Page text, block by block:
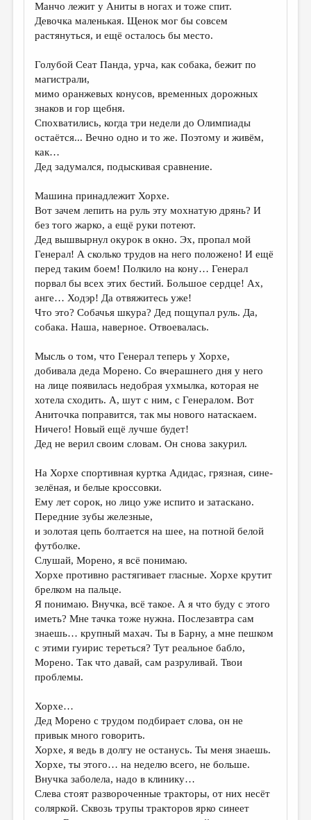
Манчо лежит у Аниты в ногах и тоже спит.
Девочка маленькая. Щенок мог бы совсем
растянуться, и ещё осталось бы место.
Голубой Сеат Панда, урча, как собака, бежит по
магистрали,
мимо оранжевых конусов, временных дорожных
знаков и гор щебня.
Спохватились, когда три недели до Олимпиады
остаётся... Вечно одно и то же. Поэтому и живём,
как…
Дед задумался, подыскивая сравнение.
Машина принадлежит Хорхе.
Вот зачем лепить на руль эту мохнатую дрянь? И
без того жарко, а ещё руки потеют.
Дед вышвырнул окурок в окно. Эх, пропал мой
Генерал! А сколько трудов на него положено! И ещё
перед таким боем! Полкило на кону… Генерал
порвал бы всех этих бестий. Большое сердце! Ах,
анге… Ходэр! Да отвяжитесь уже!
Что это? Собачья шкура? Дед пощупал руль. Да,
собака. Наша, наверное. Отвоевалась.
Мысль о том, что Генерал теперь у Хорхе,
добивала деда Морено. Со вчерашнего дня у него
на лице появилась недобрая ухмылка, которая не
хотела сходить. А, шут с ним, с Генералом. Вот
Аниточка поправится, так мы нового натаскаем.
Ничего! Новый ещё лучше будет!
Дед не верил своим словам. Он снова закурил.
На Хорхе спортивная куртка Адидас, грязная, сине-
зелёная, и белые кроссовки.
Ему лет сорок, но лицо уже испито и затаскано.
Передние зубы железные,
и золотая цепь болтается на шее, на потной белой
футболке.
Слушай, Морено, я всё понимаю.
Хорхе противно растягивает гласные. Хорхе крутит
брелком на пальце.
Я понимаю. Внучка, всё такое. А я что буду с этого
иметь? Мне тачка тоже нужна. Послезавтра сам
знаешь… крупный махач. Ты в Барну, а мне пешком
с этими гуирис тереться? Тут реальное бабло,
Морено. Так что давай, сам разруливай. Твои
проблемы.
Хорхе…
Дед Морено с трудом подбирает слова, он не
привык много говорить.
Хорхе, я ведь в долгу не останусь. Ты меня знаешь.
Хорхе, ты этого… на неделю всего, не больше.
Внучка заболела, надо в клинику…
Слева стоят развороченные тракторы, от них несёт
соляркой. Сквозь трупы тракторов ярко синеет